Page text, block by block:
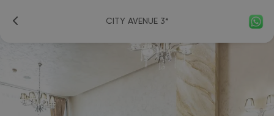
CITY AVENUE 3*